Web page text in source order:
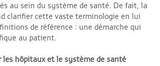
au sein du système de santé. De fait, la
clarifier cette vaste terminologie en lui
de référence : une démarche qui
au patient.
les hôpitaux et le système de santé